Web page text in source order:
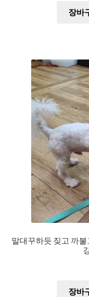
장바
말대꾸하듯 짖고 까
장바